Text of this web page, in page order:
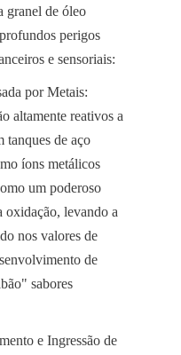
granel de óleo
perigos
e sensoriais:
por Metais:
altamente reativos a
tanques de aço
íons metálicos
um poderoso
oxidação, levando a
nos valores de
de
sabores
e Ingressão de